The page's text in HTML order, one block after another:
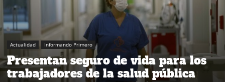
Actualidad Informando Primero
Presentan seguro de vida para los
trabajadores de la salud pública